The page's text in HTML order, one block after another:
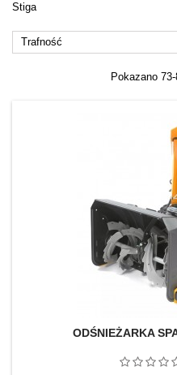
Stiga
Trafność
Pokazano
ODŚNIEŻARKA